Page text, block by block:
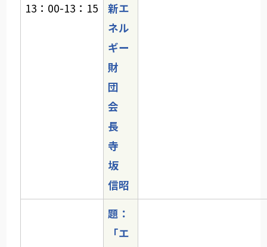
13：00-13：15
新エ
ネル
ギー
財
団
会
長
寺
坂
信昭
題：
「エ